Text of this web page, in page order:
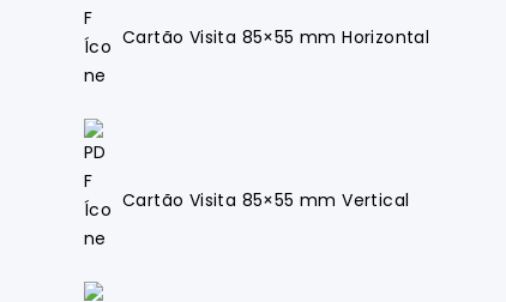
Cartão Visita 85×55 mm Horizontal
Cartão Visita 85×55 mm Vertical